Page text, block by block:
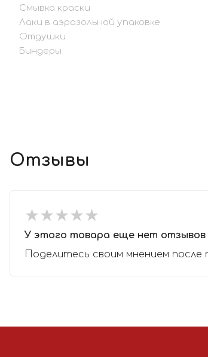
Смывка краски
Лаки в аэрозольной упаковке
Отдушки
Биндеры
Отзывы
★★★★★
★★★★★
У этого товара еще нет
Поделитесь своим мнением после